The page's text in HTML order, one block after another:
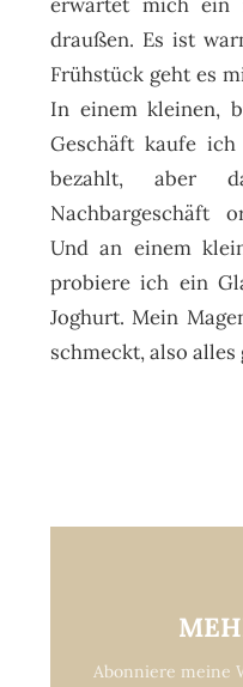
draußen. Es ist
Frühstück geht es
In einem kleinen,
Geschäft kaufe
bezahlt, aber
Nachbargeschäft
Und an einem
probiere ich ein
Joghurt. Mein
schmeckt, also alles
Abonniere meine